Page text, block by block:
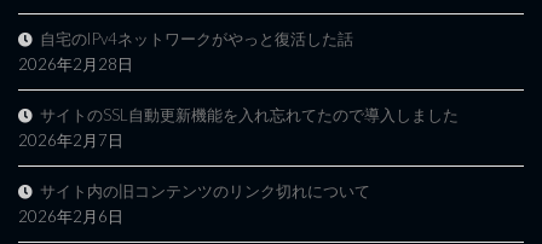
自宅のIPv4ネットワークがやっと復活した話
2026年2月28日
サイトのSSL自動更新機能を入れ忘れてたので導入しました
2026年2月7日
サイト内の旧コンテンツのリンク切れについて
2026年2月6日